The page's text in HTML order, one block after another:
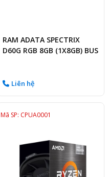
RAM ADATA SPECTRIX
D60G RGB 8GB (1X8GB) BUS
Liên hệ
Mã SP: CPUA0001